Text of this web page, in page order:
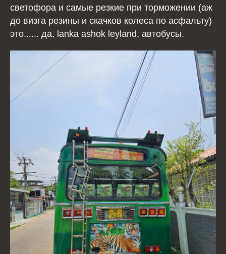
светофора и самые резкие при торможении (аж
до визга резины и скачков колеса по асфальту)
это...... да, lanka ashok leyland, автобусы.